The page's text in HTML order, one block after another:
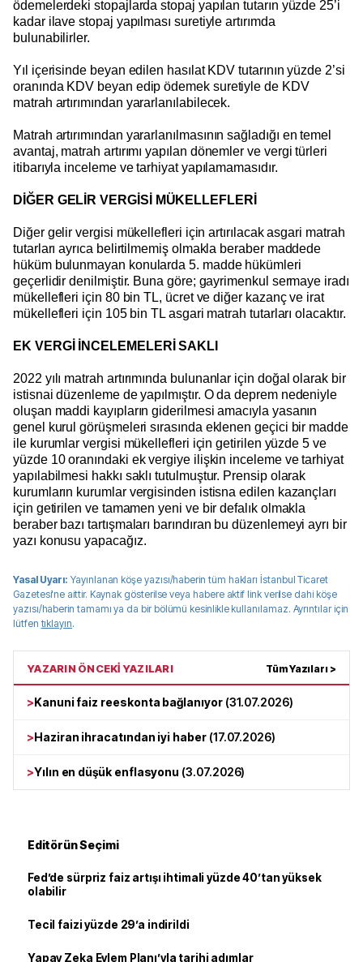
ödemelerdeki stopajlarda stopaj yapılan tutarın yüzde 25’i
kadar ilave stopaj yapılması suretiyle artırımda
bulunabilirler.
Yıl içerisinde beyan edilen hasılat KDV tutarının yüzde 2’si
oranında KDV beyan edip ödemek suretiyle de KDV
matrah artırımından yararlanılabilecek.
Matrah artırımından yararlanılmasının sağladığı en temel
avantaj, matrah artırımı yapılan dönemler ve vergi türleri
itibarıyla inceleme ve tarhiyat yapılamamasıdır.
DİĞER GELİR VERGİSİ MÜKELLEFLERİ
Diğer gelir vergisi mükellefleri için artırılacak asgari matrah
tutarları ayrıca belirtilmemiş olmakla beraber maddede
hüküm bulunmayan konularda 5. madde hükümleri
geçerlidir denilmiştir. Buna göre; gayrimenkul sermaye iradı
mükellefleri için 80 bin TL, ücret ve diğer kazanç ve irat
mükellefleri için 105 bin TL asgari matrah tutarları olacaktır.
EK VERGİ İNCELEMELERİ SAKLI
2022 yılı matrah artırımında bulunanlar için doğal olarak bir
istisnai düzenleme de yapılmıştır. O da deprem nedeniyle
oluşan maddi kayıpların giderilmesi amacıyla yasanın
genel kurul görüşmeleri sırasında eklenen geçici bir madde
ile kurumlar vergisi mükellefleri için getirilen yüzde 5 ve
yüzde 10 oranındaki ek vergiye ilişkin inceleme ve tarhiyat
yapılabilmesi hakkı saklı tutulmuştur. Prensip olarak
kurumların kurumlar vergisinden istisna edilen kazançları
için getirilen ve tamamen yeni ve bir defalık olmakla
beraber bazı tartışmaları barındıran bu düzenlemeyi ayrı bir
yazı konusu yapacağız.
Yasal Uyarı: Yayınlanan köşe yazısı/haberin tüm haklarıİstanbul Ticaret
Gazetesi'ne aittir. Kaynak gösterilse veya habere aktif link verilse dahi köşe
yazısı/haberin tamamı ya da bir bölümü kesinlikle kullanılamaz. Ayrıntılar için
lütfen tıklayın.
YAZARIN ÖNCEKİ YAZILARI Tüm Yazıları >
>Kanuni faiz reeskonta bağlanıyor(31.07.2026)
>Haziran ihracatından iyi haber(17.07.2026)
>Yılın en düşük enflasyonu (3.07.2026)
Editörün Seçimi
Fed’de sürpriz faiz artışı ihtimali yüzde 40’tan yüksek
olabilir
Tecil faizi yüzde 29’a indirildi
Yapay Zeka Eylem Planı’yla tarihi adımlar